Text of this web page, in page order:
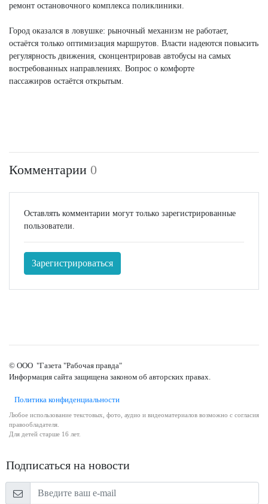
ремонт остановочного комплекса поликлиники.
Город оказался в ловушке: рыночный механизм не работает,
остаётся только оптимизация маршрутов. Власти надеются повысить
регулярность движения, сконцентрировав автобусы на самых
востребованных направлениях. Вопрос о комфорте
пассажиров остаётся открытым.
Комментарии 0
Оставлять комментарии могут только зарегистрированные
пользователи.
Зарегистрироваться
© ООО "Газета "Рабочая правда"
Информация сайта защищена законом об авторских правах.
Политика конфиденциальности
Любое использование текстовых, фото, аудио и видеоматериалов возможно с согласия
правообладателя.
Для детей старше 16 лет.
Подписаться на новости